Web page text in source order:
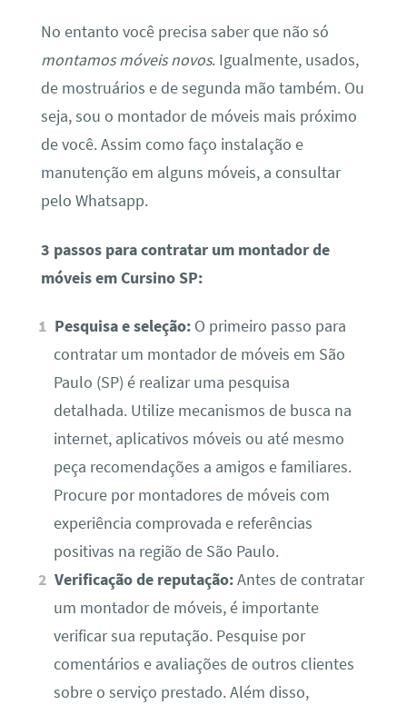
No entanto você precisa saber que não só
montamos móveis novos. Igualmente, usados,
de mostruários e de segunda mão também. Ou
seja, sou o montador de móveis mais próximo
de você. Assim como faço instalação e
manutenção em alguns móveis, a consultar
pelo Whatsapp.
3 passos para contratar um montador de
móveis em Cursino SP:
Pesquisa e seleção: O primeiro passo para
contratar um montador de móveis em São
Paulo (SP) é realizar uma pesquisa
detalhada. Utilize mecanismos de busca na
internet, aplicativos móveis ou até mesmo
peça recomendações a amigos e familiares.
Procure por montadores de móveis com
experiência comprovada e referências
positivas na região de São Paulo.
Verificação de reputação:Antes de contratar
um montador de móveis, é importante
verificar sua reputação. Pesquise por
comentários e avaliações de outros clientes
sobre o serviço prestado. Além disso,